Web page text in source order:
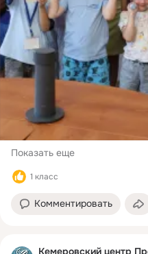
Показать еще
1 класс
Комментировать
Кемеровский центр